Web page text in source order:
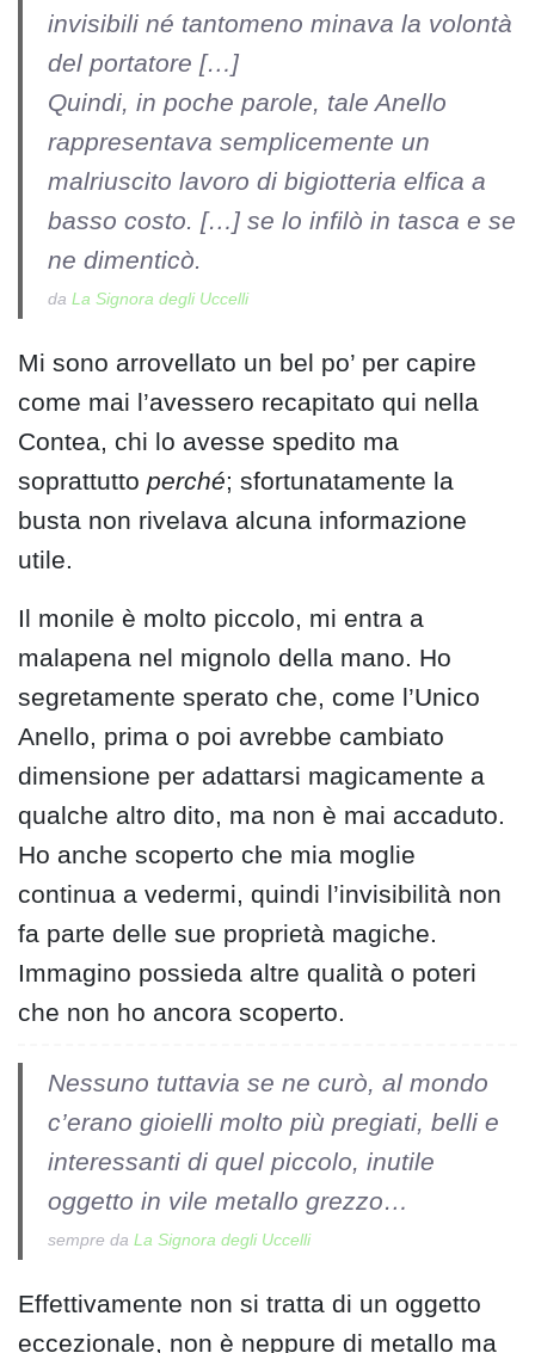
invisibili né tantomeno minava la volontà
del portatore […]
Quindi, in poche parole, tale Anello
rappresentava semplicemente un
malriuscito lavoro di bigiotteria elfica a
basso costo. […] se lo infilò in tasca e se
ne dimenticò.
da La Signora degli Uccelli
Mi sono arrovellato un bel po’ per capire
come mai l’avessero recapitato qui nella
Contea, chi lo avesse spedito ma
soprattutto perché; sfortunatamente la
busta non rivelava alcuna informazione
utile.
Il monile è molto piccolo, mi entra a
malapena nel mignolo della mano. Ho
segretamente sperato che, come l’Unico
Anello, prima o poi avrebbe cambiato
dimensione per adattarsi magicamente a
qualche altro dito, ma non è mai accaduto.
Ho anche scoperto che mia moglie
continua a vedermi, quindi l’invisibilità non
fa parte delle sue proprietà magiche.
Immagino possieda altre qualità o poteri
che non ho ancora scoperto.
Nessuno tuttavia se ne curò, al mondo
c’erano gioielli molto più pregiati, belli e
interessanti di quel piccolo, inutile
oggetto in vile metallo grezzo…
sempre da La Signora degli Uccelli
Effettivamente non si tratta di un oggetto
eccezionale, non è neppure di metallo ma